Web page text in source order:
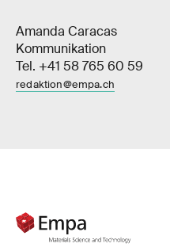
Amanda Caracas
Kommunikation
Tel. +41 58 765 60 59
redaktion@empa.ch